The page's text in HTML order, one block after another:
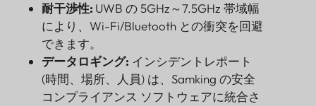
耐干渉性: UWB の 5GHz～7.5GHz 帯域幅
により、Wi-Fi/Bluetooth との衝突を回避
できます。
データロギング: インシデントレポート
(時間、場所、人員) は、Samking の安全
コンプライアンス ソフトウェアに統合さ